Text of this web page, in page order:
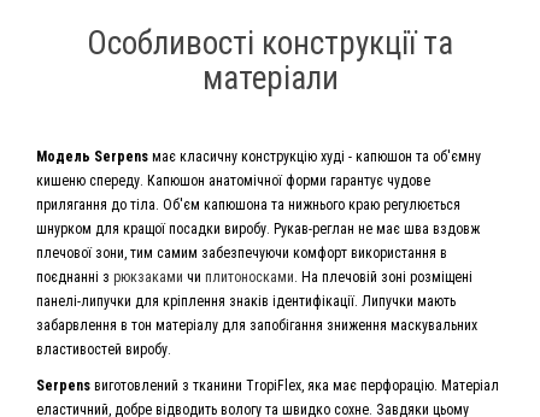
Особливості конструкції та
матеріали
Модель Serpens має класичну конструкцію худі - капюшон та об'ємну
кишеню спереду. Капюшон анатомічної форми гарантує чудове
прилягання до тіла. Об'єм капюшона та нижнього краю регулюється
шнурком для кращої посадки виробу. Рукав-реглан не має шва вздовж
плечової зони, тим самим забезпечуючи комфорт використання в
поєднанні з рюкзаками чи плитоносками. На плечовій зоні розміщені
панелі-липучки для кріплення знаків ідентифікації. Липучки мають
забарвлення в тон матеріалу для запобігання зниження маскувальних
властивостей виробу.
Serpens виготовлений з тканини TropiFlex, яка має перфорацію. Матеріал
еластичний, добре відводить вологу та швидко сохне. Завдяки цьому